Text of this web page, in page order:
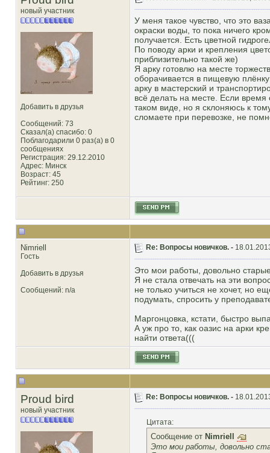
новый участник
Добавить в друзья
Сообщений: 73
Сказал(а) спасибо: 0
Поблагодарили 0 раз(а) в 0
сообщениях
Регистрация: 29.12.2010
Адрес: Минск
Возраст: 45
Рейтинг: 250
У меня такое чувство, что это
окраски воды, то пока ничего
получается. Есть цветной
По поводу арки и крепления
приблизительно такой же)
Я арку готовлю на месте
оборачивается в пищевую
арку в мастерский и
всё делать на месте. Если время
таком виде, но я склоняюсь к
сломаете при перевозке, не
Nimriell
Гость
Добавить в друзья
Сообщений: n/a
Re: Вопросы новичков. -
Это мои работы, довольно
Я не стала отвечать на эти
не только учиться не хочет, но
подумать, спросить у
Маргонцовка, кстати, быстро
А уж про то, как оазис на арки
найти ответа(((
Proud bird
новый участник
Re: Вопросы новичков. -
Цитата:
Сообщение от Nimriell
Это мои работы, довольно